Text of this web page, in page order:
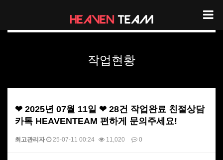
헤븐팀 작업현황
작업현황
❤ 2025년 07월 11일 ❤ 28건 작업완료 친절상담
카톡 HEAVENTEAM 편하게 문의주세요!
최고관리자 25-07-11 00:24 11,020 0